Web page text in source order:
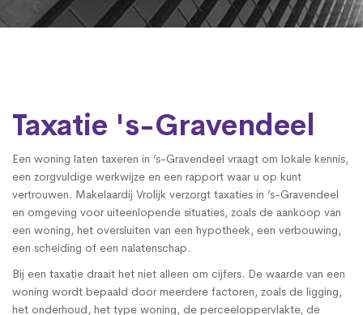
Taxatie 's-Gravendeel
Een woning laten taxeren in ’s-Gravendeel vraagt om lokale kennis,
een zorgvuldige werkwijze en een rapport waar u op kunt
vertrouwen. Makelaardij Vrolijk verzorgt taxaties in ’s-Gravendeel
en omgeving voor uiteenlopende situaties, zoals de aankoop van
een woning, het oversluiten van een hypotheek, een verbouwing,
een scheiding of een nalatenschap.
Bij een taxatie draait het niet alleen om cijfers. De waarde van een
woning wordt bepaald door meerdere factoren, zoals de ligging,
het onderhoud, het type woning, de perceeloppervlakte, de